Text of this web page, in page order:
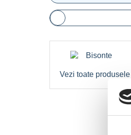
Vezi toate produsele